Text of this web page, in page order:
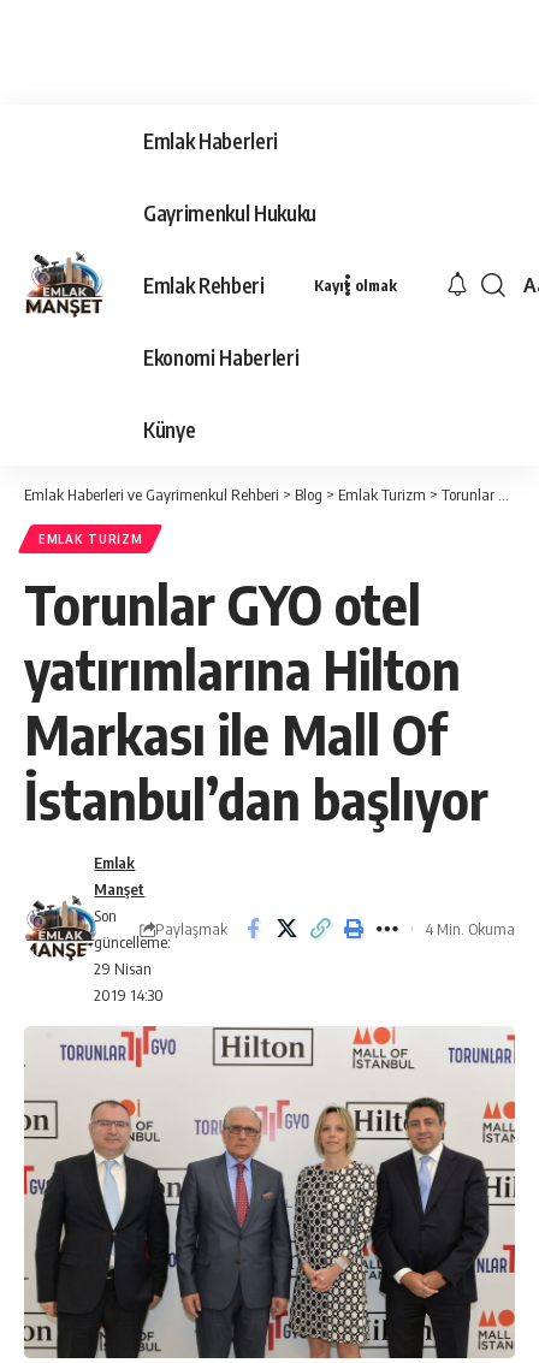
Emlak Haberleri
Gayrimenkul Hukuku
Emlak Rehberi
Ekonomi Haberleri
Künye
Kayıt olmak
Emlak Haberleri ve Gayrimenkul Rehberi > Blog > Emlak Turizm > Torunlar GYO otel yatırımlarına Hilton Markası ile Mall Of İstanbul’dan başlıyor
EMLAK TURIZM
Torunlar GYO otel
yatırımlarına Hilton
Markası ile Mall Of
İstanbul’dan başlıyor
Son
güncelleme:
29 Nisan
2019 14:30
Emlak
Manşet
Paylaşmak 4 Min. Okuma